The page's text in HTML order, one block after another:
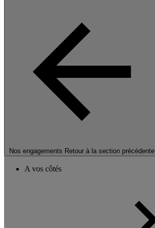
Nos engagements Retour à la section précédente
A vos côtés